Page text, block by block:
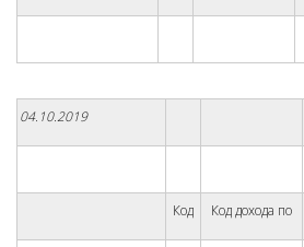
04.10.2019
Код Код дохода по